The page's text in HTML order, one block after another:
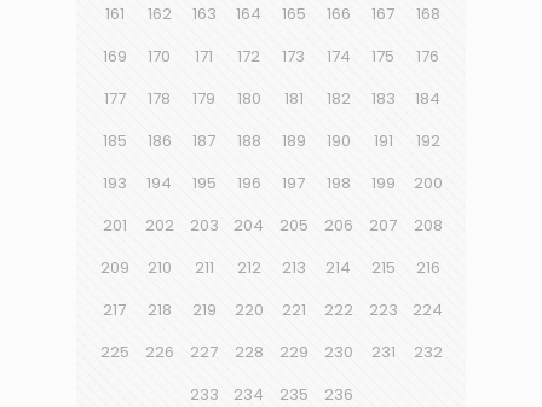
161
162 163 164 165 166 167
168
169
170 171 172 173 174 175
176
177
178 179 180 181 182 183
184
185
186 187 188 189 190 191
192
193
194 195 196 197 198 199
200
201
202 203 204 205 206 207
208
209
210 211 212 213 214 215
216
217
218 219 220 221 222 223
224
225
226 227 228 229 230 231
232
233
234 235 236